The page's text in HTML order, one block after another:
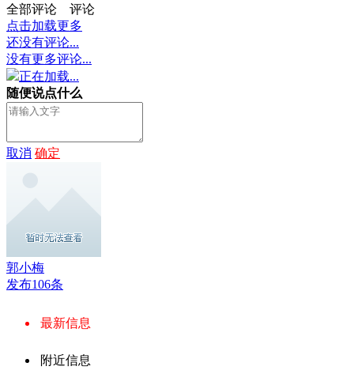
全部评论
评论
点击加载更多
还没有评论...
没有更多评论...
正在加载...
随便说点什么
取消 确定
郭小梅
发布106条
最新信息
附近信息